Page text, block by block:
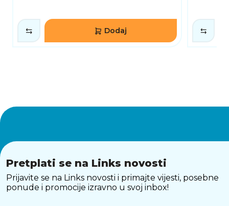
Dodaj
Pretplati se na Links novosti
Prijavite se na Links novosti i primajte vijesti, posebne
ponude i promocije izravno u svoj inbox!